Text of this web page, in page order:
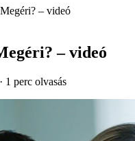
– videó
– videó
· 1 perc olvasás